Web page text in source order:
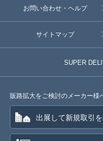
お問い合わせ・ヘルプ
サイトマップ
SUPER
販路拡大をご検討のメーカー様
出展して新規取引